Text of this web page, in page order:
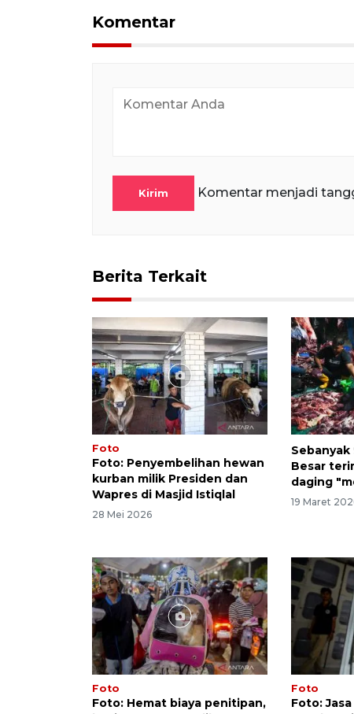
Komentar
Kirim Komentar menjadi
Berita Terkait
Foto
Foto: Penyembelihan hewan
kurban milik Presiden dan
Wapres di Masjid Istiqlal
28 Mei 2026
Sebanyak
Besar
daging
19 Maret
Foto
Foto: Hemat biaya penitipan,
Foto
Foto: